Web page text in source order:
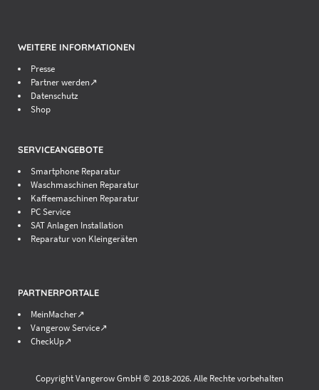
II. Kundeninformationen
1. Identität des Verkäufers
Martin Hermenau
Deutschland
Telefon: 0205281013
E-Mail: m.hermenau@t-online.de
WEITERE INFORMATIONEN
Presse
Partner werden↗
Datenschutz
Shop
SERVICEANGEBOTE
Smartphone Reparatur
Waschmaschinen Reparatur
Kaffeemaschinen Reparatur
PC Service
SAT Anlagen Installation
Reparatur von Kleingeräten
PARTNERPORTALE
MeinMacher↗
Vangerow Service↗
CheckUp↗
Copyright Vangerow GmbH © 2018-2026. Alle Rechte vorbehalten